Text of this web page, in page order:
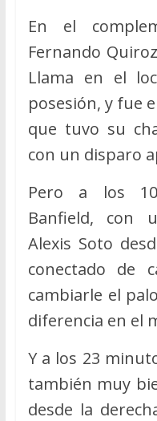
En el
Fernando
Llama en el
posesión, y fue
que tuvo su
con un disparo
Pero a los
Banfield, con
Alexis Soto
conectado de
cambiarle el
diferencia en el
Y a los 23
también muy
desde la